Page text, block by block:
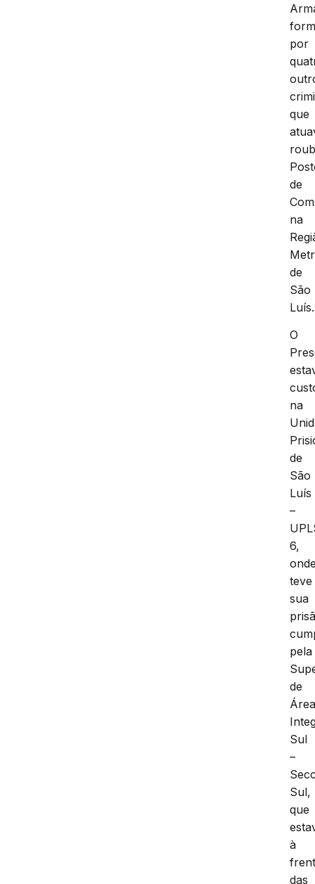
por
que
de
na
de
São
Luís.
O
na
de
São
Luís
–
6,
teve
sua
pela
de
Sul
–
Sul,
que
à
das